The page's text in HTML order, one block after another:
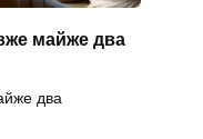
майже два
два